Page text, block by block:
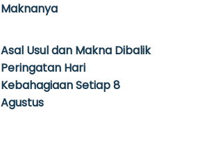
Maknanya
Asal Usul dan Makna Dibalik
Peringatan Hari
Kebahagiaan Setiap 8
Agustus